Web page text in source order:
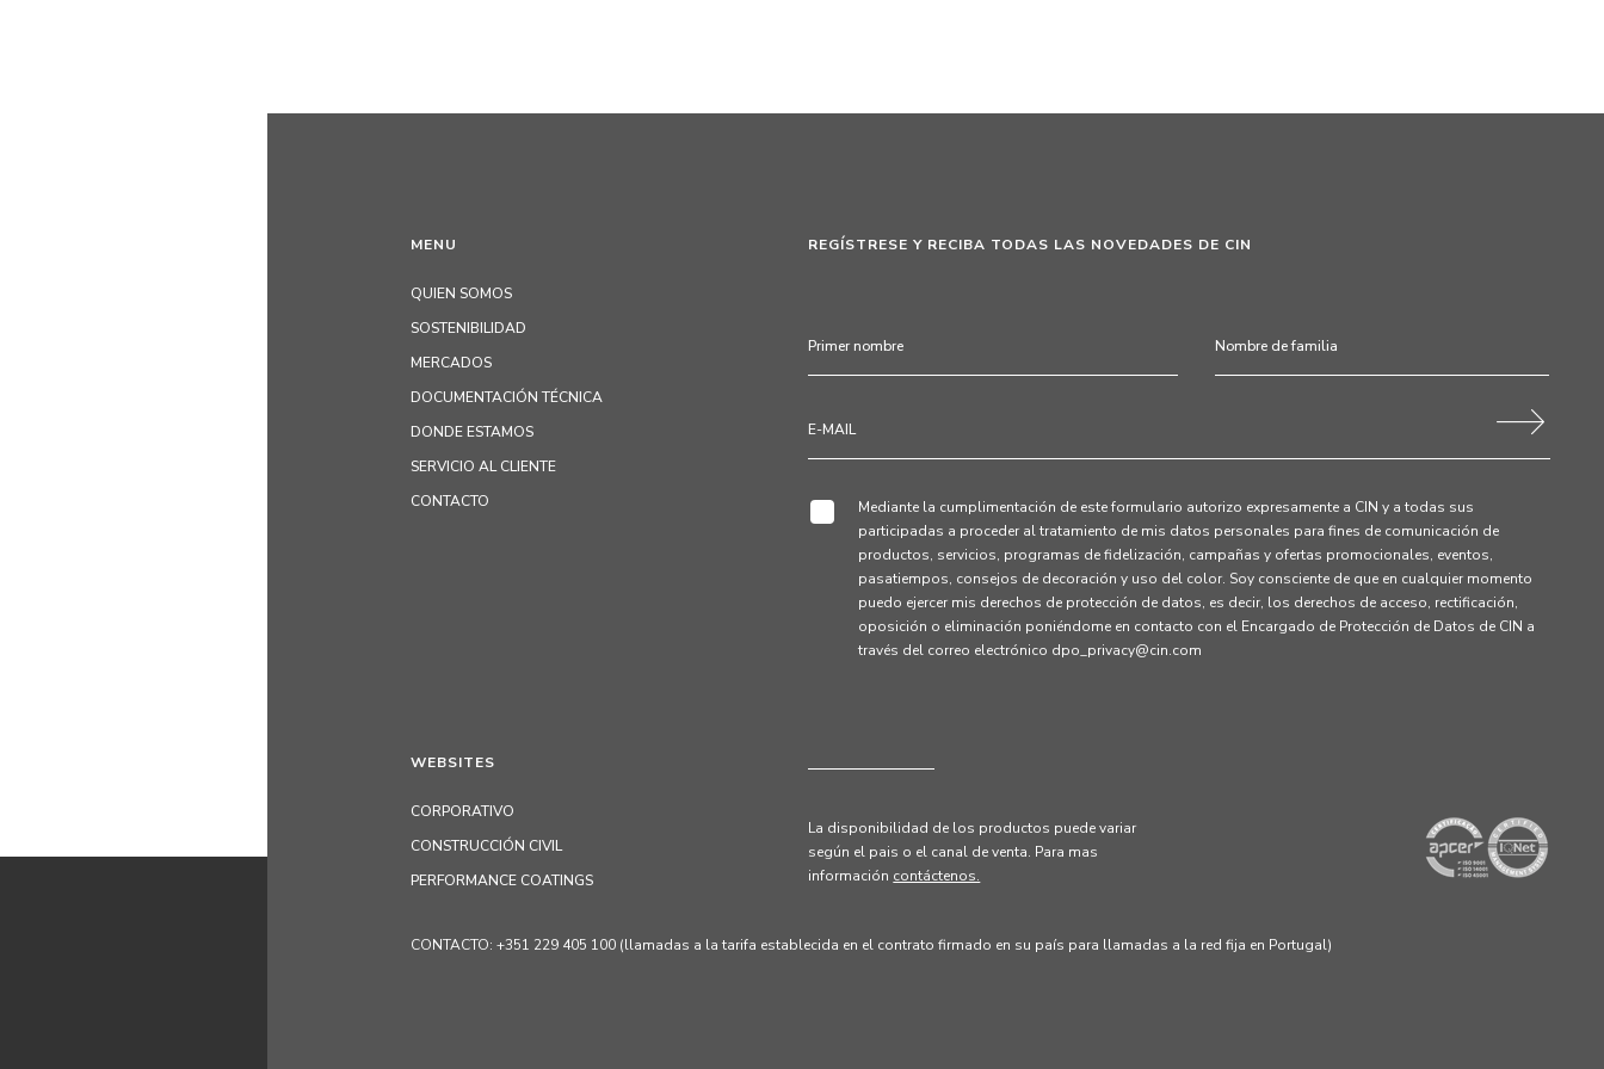
MENU
QUIEN SOMOS
SOSTENIBILIDAD
MERCADOS
DOCUMENTACIÓN TÉCNICA
DONDE ESTAMOS
SERVICIO AL CLIENTE
CONTACTO
REGÍSTRESE Y RECIBA TODAS LAS NOVEDADES DE CIN
Mediante la cumplimentación de este formulario autorizo expresamente a CIN y a todas sus
participadas a proceder al tratamiento de mis datos personales para fines de comunicación de
productos, servicios, programas de fidelización, campañas y ofertas promocionales, eventos,
pasatiempos, consejos de decoración y uso del color. Soy consciente de que en cualquier momento
puedo ejercer mis derechos de protección de datos, es decir, los derechos de acceso, rectificación,
oposición o eliminación poniéndome en contacto con el Encargado de Protección de Datos de CIN a
través del correo electrónico dpo_privacy@cin.com
WEBSITES
CORPORATIVO
CONSTRUCCIÓN CIVIL
PERFORMANCE COATINGS
La disponibilidad de los productos puede variar
según el pais o el canal de venta. Para mas
información contáctenos.
CONTACTO: +351 229 405 100 (llamadas a la tarifa establecida en el contrato firmado en su país para llamadas a la red fija en Portugal)